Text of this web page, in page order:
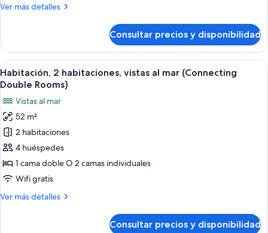
al
Ver más detalles
Más
triple,
balcón,
vistas
al
deportivo
Consultar precios y disponibilidad
Abrir
todas
fotos
de
Habitación,
2
habitaciones,
vistas
mar
Una habitación de hotel con una
6
Habitación, 2 habitaciones, vistas al mar (Connecting
Double Rooms)
Vistas al mar
52 m²
2 habitaciones
4 huéspedes
1 cama doble O 2 camas individuales
Wifi gratis
Ver más detalles
Más
Consultar precios y disponibilidad